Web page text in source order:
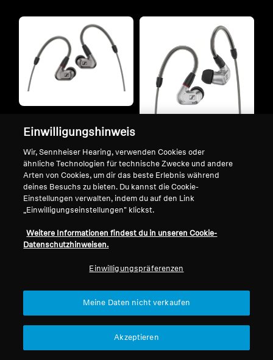
Wired Kopfhörer
IE 600
4.6 (28)
799,90 €
Niedrigster Preis in den
Wired Kopfhörer
IE 900
Niedrigster Preis in den
Einwilligungshinweis
Wir, Sennheiser Hearing, verwenden Cookies oder
ähnliche Technologien für technische Zwecke und andere
Arten von Cookies, um dir das beste Erlebnis während
deines Besuchs zu bieten. Du kannst die Cookie-
Einstellungen verwalten, indem du auf den Link
„Einwilligungseinstellungen" klickst.
Weitere Informationen findest du in unseren Cookie-
Datenschutzhinweisen.
Einwilligungspräferenzen
Meine Daten nicht verkaufen
Akzeptieren